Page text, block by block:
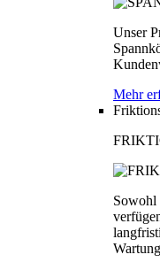
Unser
Mehr
Sowohl